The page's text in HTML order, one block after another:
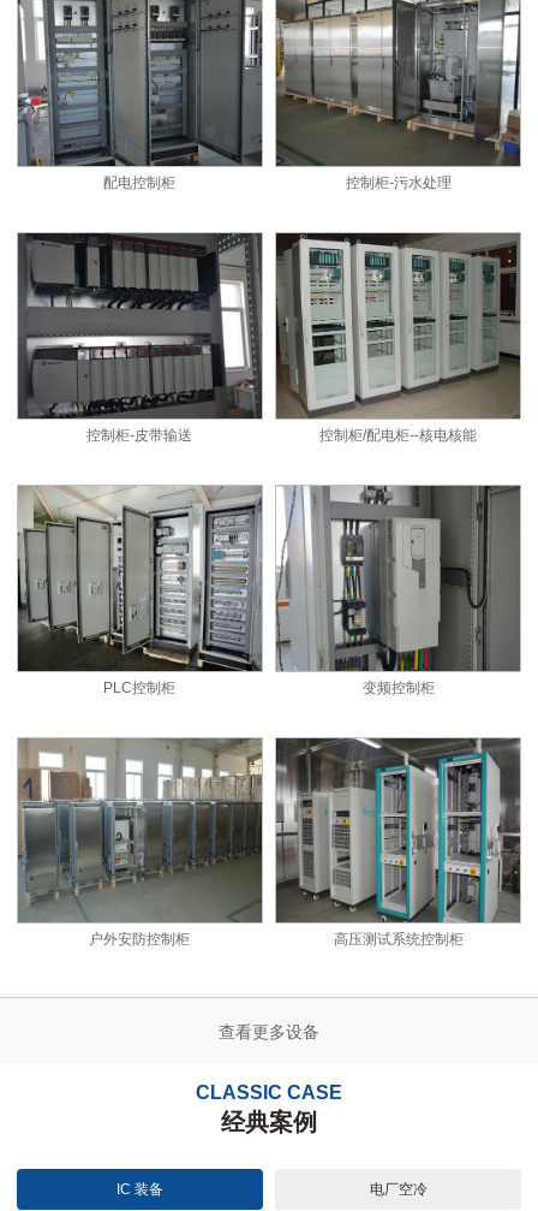
配电控制柜 控制柜-污水处理
控制柜-皮带输送 控制柜/配电柜--核电核能
PLC控制柜 变频控制柜
户外安防控制柜 高压测试系统控制柜
查看更多设备
CLASSIC CASE
经典案例
IC 装备 电厂空冷